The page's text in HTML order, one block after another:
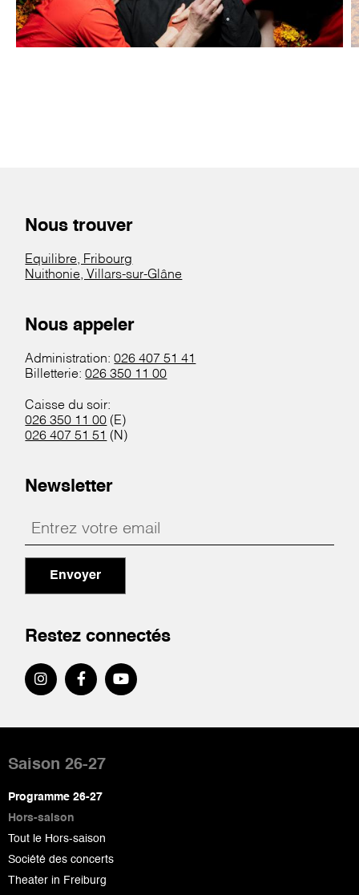
Nous trouver
Equilibre, Fribourg
Nuithonie, Villars-sur-Glâne
Nous appeler
Administration:026 407 51 41
Billetterie:026 350 11 00
Caisse du soir:
026 350 11 00 (E)
026 407 51 51 (N)
Newsletter
Envoyer
Restez connectés
de
page
Saison 26-27
Programme 26-27
Hors-saison
Tout le Hors-saison
Société des concerts
Theater in Freiburg